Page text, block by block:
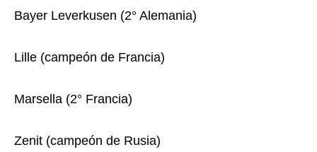
Bayer Leverkusen (2° Alemania)
Lille (campeón de Francia)
Marsella (2° Francia)
Zenit (campeón de Rusia)